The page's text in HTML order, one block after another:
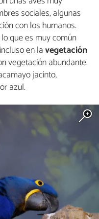
sociales, algunas
con los humanos.
que es muy común
en lavegetación
vegetación abundante.
jacinto,
azul.